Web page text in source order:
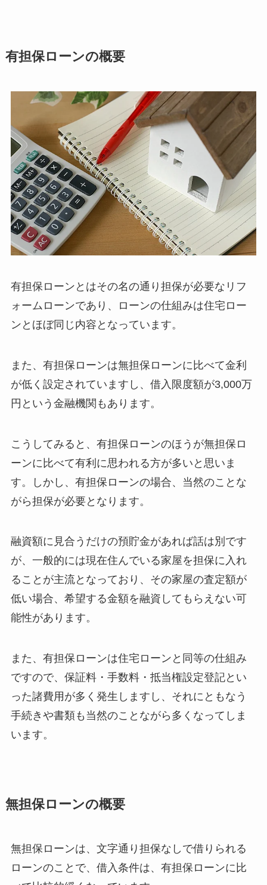
有担保ローンの概要
有担保ローンとはその名の通り担保が必要なリフ
ォームローンであり、ローンの仕組みは住宅ロー
ンとほぼ同じ内容となっています。
また、有担保ローンは無担保ローンに比べて金利
が低く設定されていますし、借入限度額が3,000万
円という金融機関もあります。
こうしてみると、有担保ローンのほうが無担保ロ
ーンに比べて有利に思われる方が多いと思いま
す。しかし、有担保ローンの場合、当然のことな
がら担保が必要となります。
融資額に見合うだけの預貯金があれば話は別です
が、一般的には現在住んでいる家屋を担保に入れ
ることが主流となっており、その家屋の査定額が
低い場合、希望する金額を融資してもらえない可
能性があります。
また、有担保ローンは住宅ローンと同等の仕組み
ですので、保証料・手数料・抵当権設定登記とい
った諸費用が多く発生しますし、それにともなう
手続きや書類も当然のことながら多くなってしま
います。
無担保ローンの概要
無担保ローンは、文字通り担保なしで借りられる
ローンのことで、借入条件は、有担保ローンに比